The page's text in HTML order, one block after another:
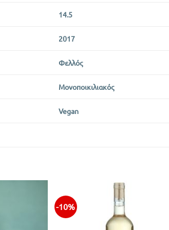
14.5
2017
Φελλός
Μονοποικιλιακός
Vegan
-10%